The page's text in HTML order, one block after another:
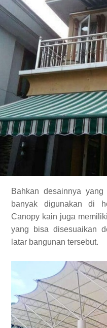
Bahkan desainnya
banyak digunakan di
Canopy kain juga
yang bisa disesuaikan
latar bangunan tersebut.